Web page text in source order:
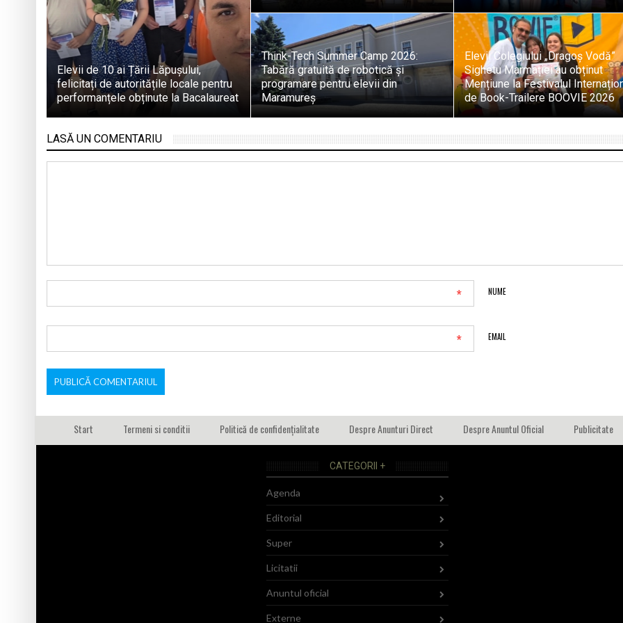
Elevii de 10 ai Țării Lăpușului,
felicitați de autoritățile locale pentru
performanțele obținute la Bacalaureat
Think-Tech Summer Camp 2026:
Tabără gratuită de robotică și
programare pentru elevii din
Maramureș
Elevii Colegiului „Dragoș Vodă”
Sighetu Marmației au obținut
Mențiune la Festivalul
de Book-Trailere BOOVIE 2026
LASĂ UN COMENTARIU
NUME
*
EMAIL
*
Start Termeni si conditii Politică de confidențialitate Despre Anunturi Direct Despre Anuntul Oficial Publicitate
CATEGORII +
Agenda
Editorial
Super
Licitatii
Anuntul oficial
Externe